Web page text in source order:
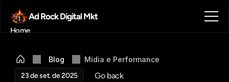
Ad Rock Digital Mkt
Home
Blog
Contato
Blog
Mídia e Performance
23 de set. de 2025
Go back